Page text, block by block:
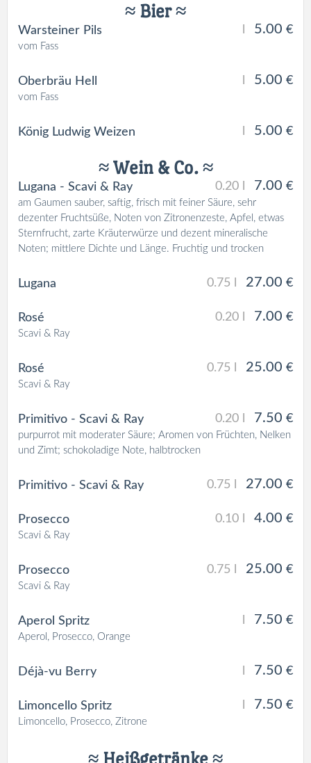
≈ Bier ≈
Warsteiner Pils
vom Fass
5.00 €
Oberbräu Hell
vom Fass
5.00 €
König Ludwig Weizen 5.00 €
≈ Wein & Co. ≈
Lugana - Scavi & Ray
am Gaumen sauber, saftig, frisch mit feiner Säure, sehr
dezenter Fruchtsüße, Noten von Zitronenzeste, Apfel, etwas
Sternfrucht, zarte Kräuterwürze und dezent mineralische
Noten; mittlere Dichte und Länge. Fruchtig und trocken
0.20 l 7.00 €
Lugana 0.75 l 27.00 €
Rosé
Scavi & Ray
0.20 l 7.00 €
Rosé
Scavi & Ray
0.75 l 25.00 €
Primitivo - Scavi & Ray
purpurrot mit moderater Säure; Aromen von Früchten, Nelken
und Zimt; schokoladige Note, halbtrocken
0.20 l 7.50 €
Primitivo - Scavi & Ray 0.75 l 27.00 €
Prosecco
Scavi & Ray
0.10 l 4.00 €
Prosecco
Scavi & Ray
0.75 l 25.00 €
Aperol Spritz
Aperol, Prosecco, Orange
7.50 €
Déjà-vu Berry 7.50 €
Limoncello Spritz
Limoncello, Prosecco, Zitrone
7.50 €
≈ Heißgetränke ≈